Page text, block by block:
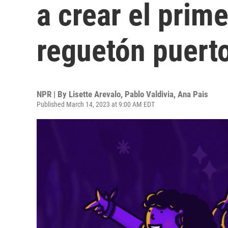
a crear el
reguetón
NPR | By Lisette Arevalo, Pablo Valdivia, Ana Pais
Published March 14, 2023 at 9:00 AM EDT